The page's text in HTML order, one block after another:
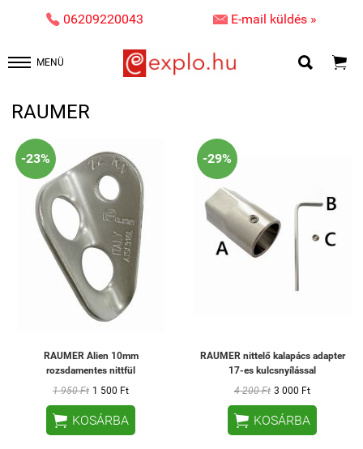
 06209220043  E-mail küldés »
MENÜ  
RAUMER
-23%
RAUMER Alien 10mm
rozsdamentes nittfül
1 950 Ft 1 500 Ft
 KOSÁRBA
-29%
RAUMER nittelő kalapács adapter
17-es kulcsnyílással
4 200 Ft 3 000 Ft
 KOSÁRBA